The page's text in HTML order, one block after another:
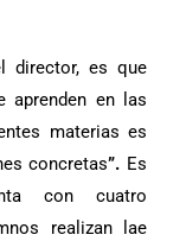
director, es que
aprenden en las
materias es
concretas”. Es
con
cuatro
realizan lae